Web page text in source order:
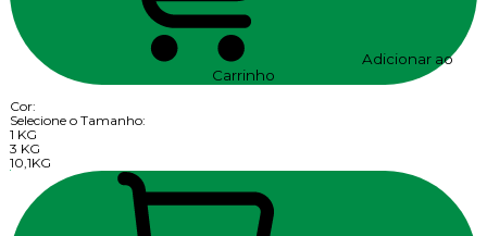
Adicionar ao
Carrinho
Cor:
Selecione o Tamanho:
1 KG
3 KG
10,1KG